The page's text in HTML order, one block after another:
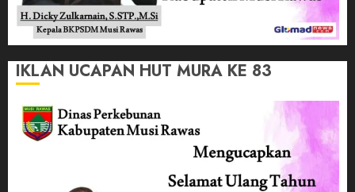
IKLAN UCAPAN HUT MURA KE 83